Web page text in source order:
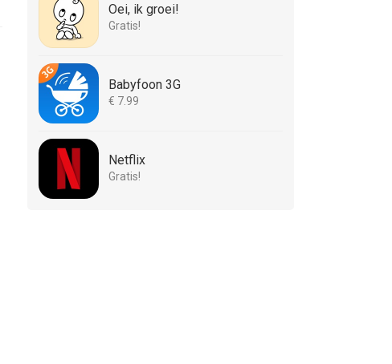
Oei, ik groei!
Gratis!
Babyfoon 3G
€ 7.99
Netflix
Gratis!